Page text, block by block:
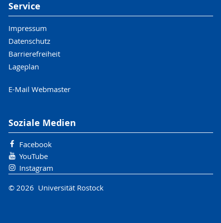
Service
Impressum
Datenschutz
Barrierefreiheit
Lageplan
E-Mail Webmaster
Soziale Medien
Facebook
YouTube
Instagram
© 2026 Universität Rostock